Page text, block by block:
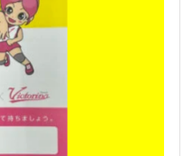
ぼうしや薬局の薬剤師が
常生活の中で意識すべきポ
の講演も実施。薬剤師とい
をお届けしました。 ぼう
や薬局では、「お薬や健康の
予防」の観点から、地域の
ます。 本イベント
の一環であり、日々の生活